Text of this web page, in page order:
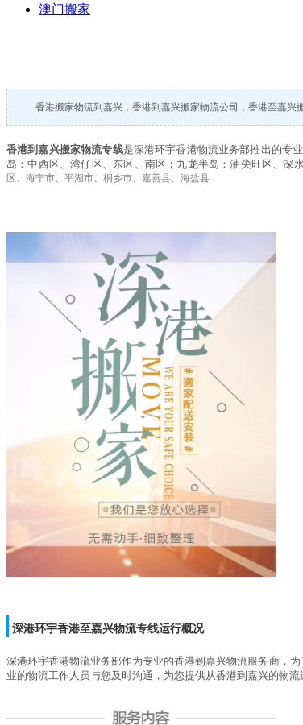
澳门搬家
香港搬家物流到嘉兴，香港到嘉兴搬家物流公司，香港至嘉兴
香港到嘉兴搬家物流专线是深港环宇香港物流业务部推出的专
岛：中西区、湾仔区、东区、南区；九龙半岛：油尖旺区、深
区、海宁市、平湖市、桐乡市、嘉善县、海盐县
深港环宇香港至嘉兴物流专线运行概况
深港环宇香港物流业务部作为专业的香港到嘉兴物流服务商，为
业的物流工作人员与您及时沟通，为您提供从香港到嘉兴的物